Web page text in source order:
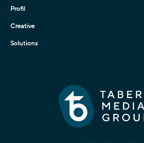
Profil
Creative
Solutions